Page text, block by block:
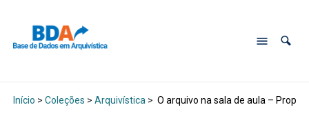
Início > Coleções > Arquivística > O arquivo na sala de aula –